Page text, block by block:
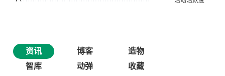
资讯 博客
造物
智库
动弹 收藏